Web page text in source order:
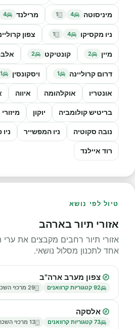
מיניסוטה 4
1 מרילנד 4
ניו מקסיקו 4
1 צפון
מיין 2 קונטיקט 2
דרום קרוליינה 1 ויסקונסין 1
אונטריו אוקלהומה איווה
בריטיש קולומביה יוקון מיזורי
נובה סקוטיה ניו המפשייר
רוד איילנד
טיול לפי נושא
אזורי תיור בארהב
אזורי תיור רחבים מקבצים את ערי
אחד לתכנון מסלול נושאי.
צפון מערב ארה"ב
92 קטגוריות קרוואנים 29 מרכזי השכרה
אלסקה
73 קטגוריות קרוואנים 13 מרכזי השכרה